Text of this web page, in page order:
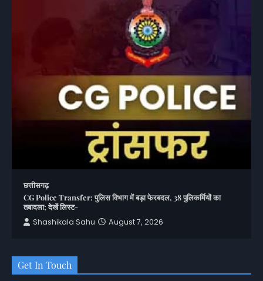
छत्तीसगढ़
CG Police Transfer: पुलिस विभाग में बड़ा फेरबदल, 38 पुलिकर्मियों का
तबादला; देखें लिस्ट-
Shashikala Sahu
August 7, 2026
Get In Touch